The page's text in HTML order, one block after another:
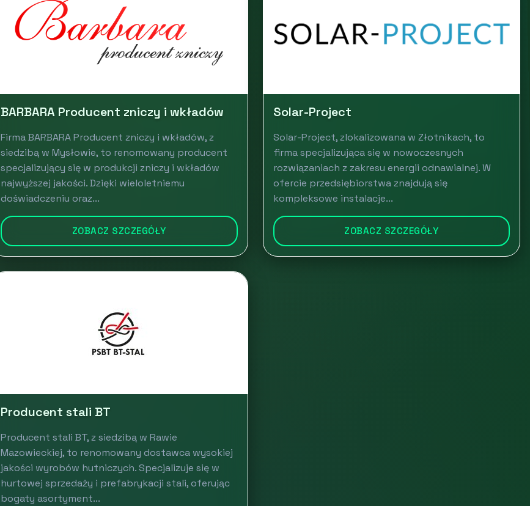
BARBARA Producent zniczy i wkładów
Firma BARBARA Producent zniczy i wkładów, z
siedzibą w Mysłowie, to renomowany producent
specjalizujący się w produkcji zniczy i wkładów
najwyższej jakości. Dzięki wieloletniemu
doświadczeniu oraz...
ZOBACZ SZCZEGÓŁY
Solar-Project
Solar-Project, zlokalizowana w Złotnikach, to
firma specjalizująca się w nowoczesnych
rozwiązaniach z zakresu energii odnawialnej. W
ofercie przedsiębiorstwa znajdują się
kompleksowe instalacje...
ZOBACZ SZCZEGÓŁY
Producent stali BT
Producent stali BT, z siedzibą w Rawie
Mazowieckiej, to renomowany dostawca wysokiej
jakości wyrobów hutniczych. Specjalizuje się w
hurtowej sprzedaży i prefabrykacji stali, oferując
bogaty asortyment...